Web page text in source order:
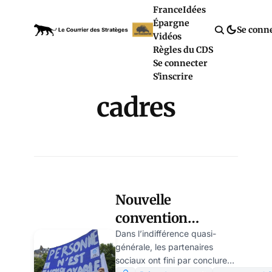
FranceIdées
Épargne
Vidéos
Règles du CDS
Se connecter
S'inscrire
Se
cadres
Nouvelle
convention
d’assurance-
chômage : les
Dans l’indifférence quasi-
générale, les partenaires
sociaux ont fini par conclure